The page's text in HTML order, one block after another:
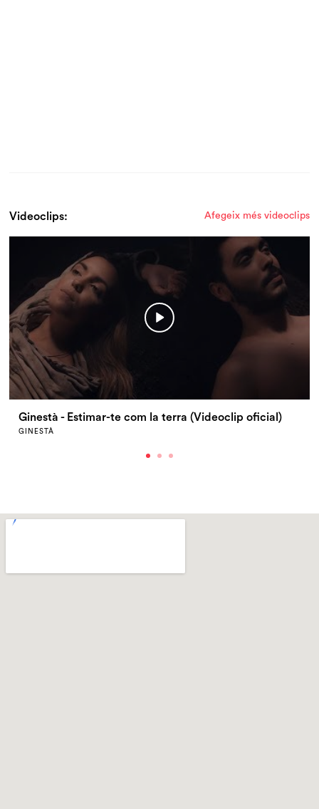
Videoclips: Afegeix més videoclips
Ginestà - Estimar-te com la terra (Videoclip oficial)
GINESTÀ